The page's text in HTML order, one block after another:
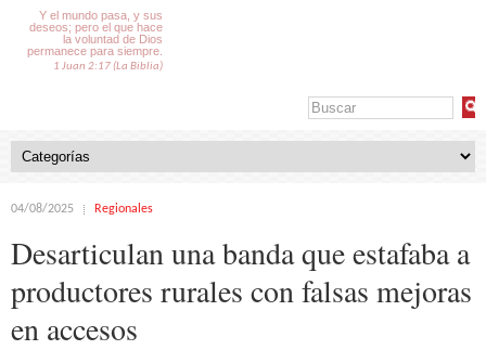
Y el mundo pasa, y sus
deseos; pero el que hace
la voluntad de Dios
permanece para siempre.
1 Juan 2:17 (La Biblia)
04/08/2025 Regionales
Desarticulan una banda que estafaba a
productores rurales con falsas mejoras
en accesos